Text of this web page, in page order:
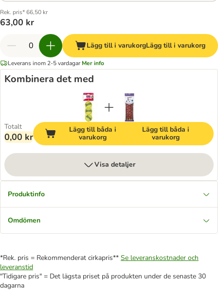
Rek. pris* 66,50 kr
63,00 kr
Lägg till i varukorgLägg till i varukorg
Leverans inom 2-5 vardagar Mer info
Kombinera det med
Totalt
0,00 kr
Lägg till båda i
varukorg
Lägg till båda i
varukorg
Visa detaljer
Produktinfo
Omdömen
*Rek. pris = Rekommenderat cirkapris** Se leveranskostnader och
leveranstid
"Tidigare pris" = Det lägsta priset på produkten under de senaste 30
dagarna